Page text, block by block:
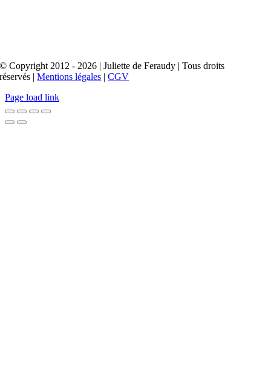
© Copyright 2012 - 2026 | Juliette de Feraudy | Tous droits
réservés |Mentions légales |CGV
Page load link